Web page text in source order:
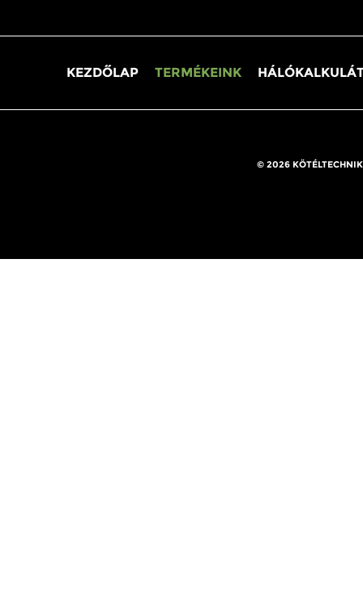
KEZDŐLAP TERMÉKEINK
© 2026